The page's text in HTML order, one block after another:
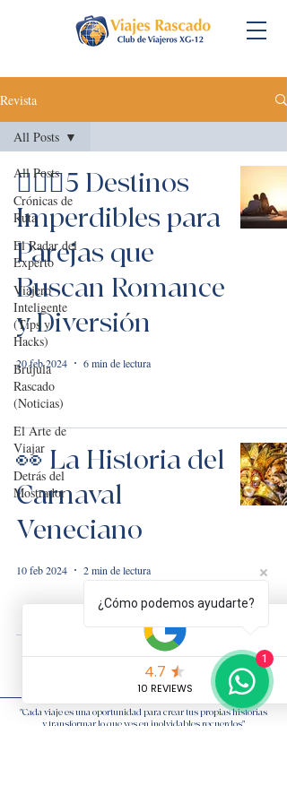
Revista
All Posts
Crónicas de
Ruta
El Radar del
Experto
Viajero
Inteligente
(Tips y
Hacks)
Brújula
Rascado
(Noticias)
El Arte de
Viajar
Detrás del
Mostrador
All Posts
👩‍❤️‍👨5 Destinos
Imperdibles para
Parejas que
Buscan Romance
y Diversión
20 feb 2024 6 min de lectura
👀 La Historia del
Carnaval
Veneciano
10 feb 2024 2 min de lectura
"Cada viaje es una oportunidad para crear tus propias historias
y transformar lo que ves en inolvidables recuerdos".
¿Cómo podemos ayudarte?
1